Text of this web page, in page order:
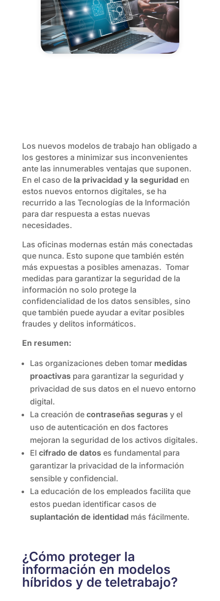
Los nuevos modelos de trabajo han obligado a
los gestores a minimizar sus inconvenientes
ante las innumerables ventajas que suponen.
En el caso de la privacidad y la seguridad en
estos nuevos entornos digitales, se ha
recurrido a las Tecnologías de la Información
para dar respuesta a estas nuevas
necesidades.
Las oficinas modernas están más conectadas
que nunca. Esto supone que también estén
más expuestas a posibles amenazas. Tomar
medidas para garantizar la seguridad de la
información no solo protege la
confidencialidad de los datos sensibles, sino
que también puede ayudar a evitar posibles
fraudes y delitos informáticos.
En resumen:
Las organizaciones deben tomar medidas
proactivaspara garantizar la seguridad y
privacidad de sus datos en el nuevo entorno
digital.
La creación de contraseñas segurasy el
uso de autenticación en dos factores
mejoran la seguridad de los activos digitales.
El cifrado de datos es fundamental para
garantizar la privacidad de la información
sensible y confidencial.
La educación de los empleados facilita que
estos puedan identificar casos de
suplantación de identidad más fácilmente.
¿Cómo proteger la
información en modelos
híbridos y de teletrabajo?